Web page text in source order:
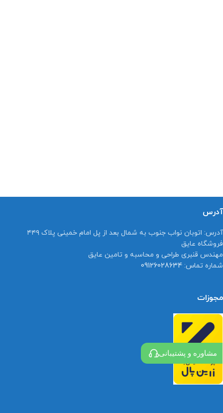
مشاوره و پشتیبانی
آدرس
آدرس:
اتوبان نواب جنوب به شمال بعد از پل امام خمینی پلاک ۴۴۹
فروشگاه عایق
مهندس قنبری طراحی و محاسبه و تامین عایق
شماره تماس: 09126028634
مجوزات